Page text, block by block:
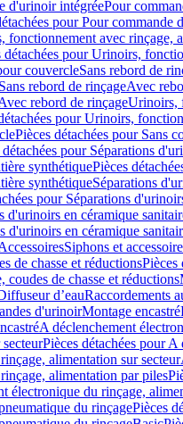
d'urinoir intégréePour
pour Pour commande
fonctionnement avec rinçage,
détachées pour Urinoirs,
couvercleSans rebord de
rebord de rinçageAvec
rebord de rinçageUrinoirs,
pour Urinoirs,
Pièces détachées pour Sans
détachées pour Séparations
synthétiquePièces
synthétiqueSéparations
pour Séparations
d'urinoirs en céramique
d'urinoirs en céramique
Siphons et
de chasse et réductionsPièces
coudes de chasse et réductions
d’eauRaccordements
d'urinoirMontage encastré
A déclenchement
Pièces détachées pour A
alimentation sur secteur
alimentation par piles
électronique du rinçage,
du rinçagePièces